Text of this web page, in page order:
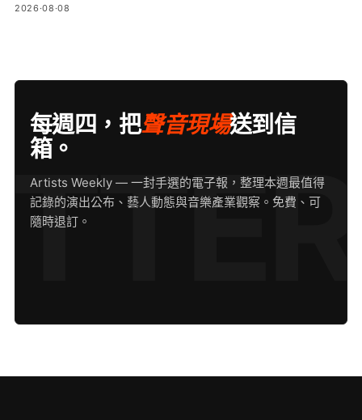
2026·08·08
每週四，把聲音現場送到信
箱。
Artists Weekly — 一封手選的電子報，整理本週最值得
記錄的演出公布、藝人動態與音樂產業觀察。免費、可
隨時退訂。